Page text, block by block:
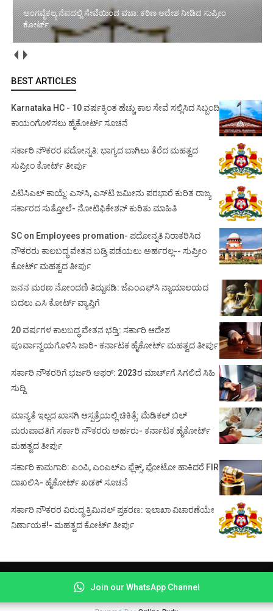
ನಿವೃತ್ತಿ ಅಂಚಿನಲ್ಲಿರುವ ನ್ಯಾಯಾಧೀಶರಿಗೆ ಸಿಹಿಸುದ್ದಿ ನೀಡಿದ ಸುಪ್ರೀಂ ಕೋರ್ಟ್‌
BEST ARTICLES
Karnataka HC - 10 ವರ್ಷಕ್ಕಿಂತ ಹೆಚ್ಚು ಕಾಲ ಸೇವೆ ಸಲ್ಲಿಸಿದ ಸಿಬ್ಬಂದಿ
ಕಾಯಂಗೊಳಿಸಲು ಹೈಕೋರ್ಟ್ ಸೂಚನೆ
ಸರ್ಕಾರಿ ನೌಕರರ ಪದೋನ್ನತಿ: ಭಾಗ್ಯದ ಬಾಗಿಲು ತೆರೆದ ಮಹತ್ವದ
ಸುಪ್ರೀಂ ಕೋರ್ಟ್ ತೀರ್ಪು
ಪಿಟಿಸಿಎಲ್ ಕಾಯ್ದೆ: ಎಸ್‌ಸಿ, ಎಸ್‌ಟಿ ಜಮೀನು ಪರಭಾರೆ ಕುರಿತ ರಾಜ್ಯ
ಸರ್ಕಾರದ ಸುತ್ತೋಲೆ- ನೋಟಿಫಿಕೇಶನ್‌ ಕುರಿತು ಮಾಹಿತಿ
SC on Employees promation- ಪದೋನ್ನತಿ ನಿರಾಕರಿಸಿದ
ನೌಕರರು ಕಾಲಬದ್ಧ ವೇತನ ಬಡ್ತಿ ಪಡೆಯಲು ಅರ್ಹರಲ್ಲ-- ಸುಪ್ರೀಂ
ಕೋರ್ಟ್ ಮಹತ್ವದ ತೀರ್ಪು
ಜನನ ಮರಣ ನೋಂದಣಿ ತಿದ್ದುಪಡಿ: ಜೆಎಂಎಫ್‌ಸಿ ನ್ಯಾಯಾಲಯದ
ಬದಲು ಎಸಿ ಕೋರ್ಟ್‌ ವ್ಯಾಪ್ತಿಗೆ
20 ವರ್ಷಗಳ ಕಾಲಬದ್ಧ ವೇತನ ಭಡ್ತಿ: ಸರ್ಕಾರಿ ಆದೇಶ
ಪೂರ್ವಾನ್ವಯಗೊಳಿಸಿ ಜಾರಿ- ಕರ್ನಾಟಕ ಹೈಕೋರ್ಟ್ ಮಹತ್ವದ ತೀರ್ಪು
ಸರ್ಕಾರಿ ನೌಕರರಿಗೆ ಭರ್ಜರಿ ಆಫರ್: 2023ರ ಮಾರ್ಚ್‌ಗೆ ಸಿಗಲಿದೆ ಸಿಹಿ
ಸುದ್ದಿ
ಮಾನ್ಯತೆ ಇಲ್ಲದ ಖಾಸಗಿ ಆಸ್ಪತ್ರೆಯಲ್ಲಿ ಚಿಕಿತ್ಸೆ: ಮೆಡಿಕಲ್ ಬಿಲ್
ಮರುಪಾವತಿಗೆ ಸರ್ಕಾರಿ ನೌಕರರು ಅರ್ಹರು- ಕರ್ನಾಟಕ ಹೈಕೋರ್ಟ್
ಮಹತ್ವದ ತೀರ್ಪು
ಸರ್ಕಾರಿ ಕಾಮಗಾರಿ: ಎಂಪಿ, ಎಂಎಲ್‌ಎ ಫ್ಲೆಕ್ಸ್‌, ಫೋಟೋ ಹಾಕಿದರೆ FIR
ದಾಖಲಿಸಿ- ಹೈಕೋರ್ಟ್‌ ಖಡಕ್ ಸೂಚನೆ
ಸರ್ಕಾರಿ ನೌಕರರ ವಿರುದ್ಧ ಕ್ರಿಮಿನಲ್ ಪ್ರಕರಣ: ಇಲಾಖಾ ವಿಚಾರಣೆಯೇ
ನಿರ್ಣಾಯಕ!- ಮಹತ್ವದ ಕೋರ್ಟ್ ತೀರ್ಪು
© Copyright 2021 -COURT BEAT NEWS
Join our WhatsApp Channel